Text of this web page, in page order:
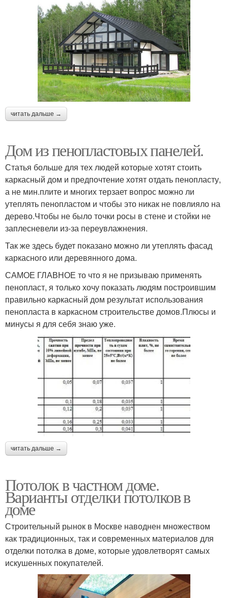
читать дальше →
Дом из пенопластовых панелей.
Статья больше для тех людей которые хотят стоить
каркасный дом и предпочтение хотят отдать пенопласту,
а не мин.плите и многих терзает вопрос можно ли
утеплять пенопластом и чтобы это никак не повлияло на
дерево.Чтобы не было точки росы в стене и стойки не
заплесневели из-за переувлажнения.
Так же здесь будет показано можно ли утеплять фасад
каркасного или деревянного дома.
САМОЕ ГЛАВНОЕ то что я не призываю применять
пенопласт, я только хочу показать людям построившим
правильно каркасный дом результат использования
пенопласта в каркасном строительстве домов.Плюсы и
минусы я для себя знаю уже.
читать дальше →
Потолок в частном доме.
Варианты отделки потолков в
доме
Строительный рынок в Москве наводнен множеством
как традиционных, так и современных материалов для
отделки потолка в доме, которые удовлетворят самых
искушенных покупателей.